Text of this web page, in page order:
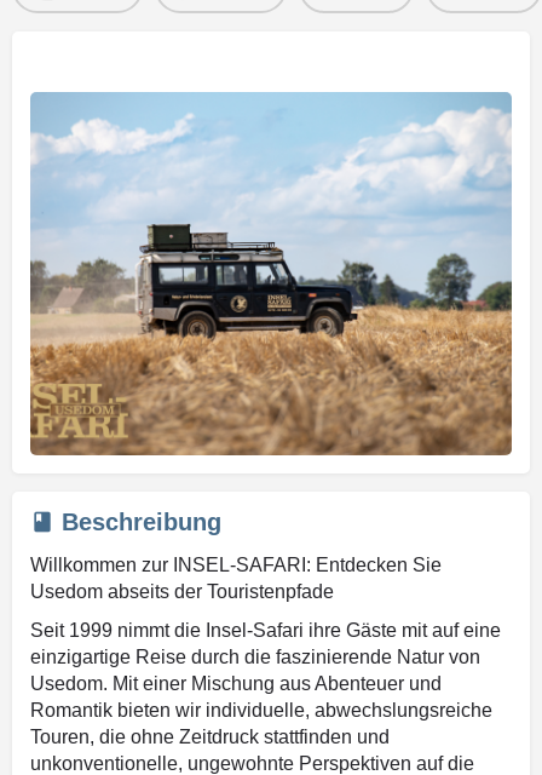
Beschreibung
Willkommen zur INSEL-SAFARI: Entdecken Sie
Usedom abseits der Touristenpfade
Seit 1999 nimmt die Insel-Safari ihre Gäste mit auf eine
einzigartige Reise durch die faszinierende Natur von
Usedom. Mit einer Mischung aus Abenteuer und
Romantik bieten wir individuelle, abwechslungsreiche
Touren, die ohne Zeitdruck stattfinden und
unkonventionelle, ungewohnte Perspektiven auf die